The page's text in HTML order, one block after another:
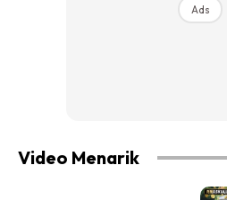
Ads
Video Menarik